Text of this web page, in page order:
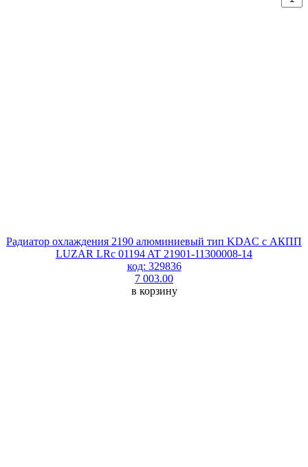
Радиатор охлаждения 2190 алюминиевый тип KDAC с АКПП
LUZAR LRc 01194 AT 21901-11300008-14
код: 329836
7 003.00
в корзину